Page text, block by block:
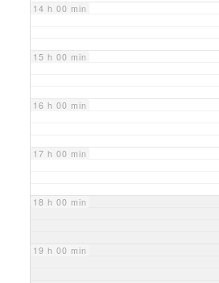
14 h 00 min
15 h 00 min
16 h 00 min
17 h 00 min
18 h 00 min
19 h 00 min